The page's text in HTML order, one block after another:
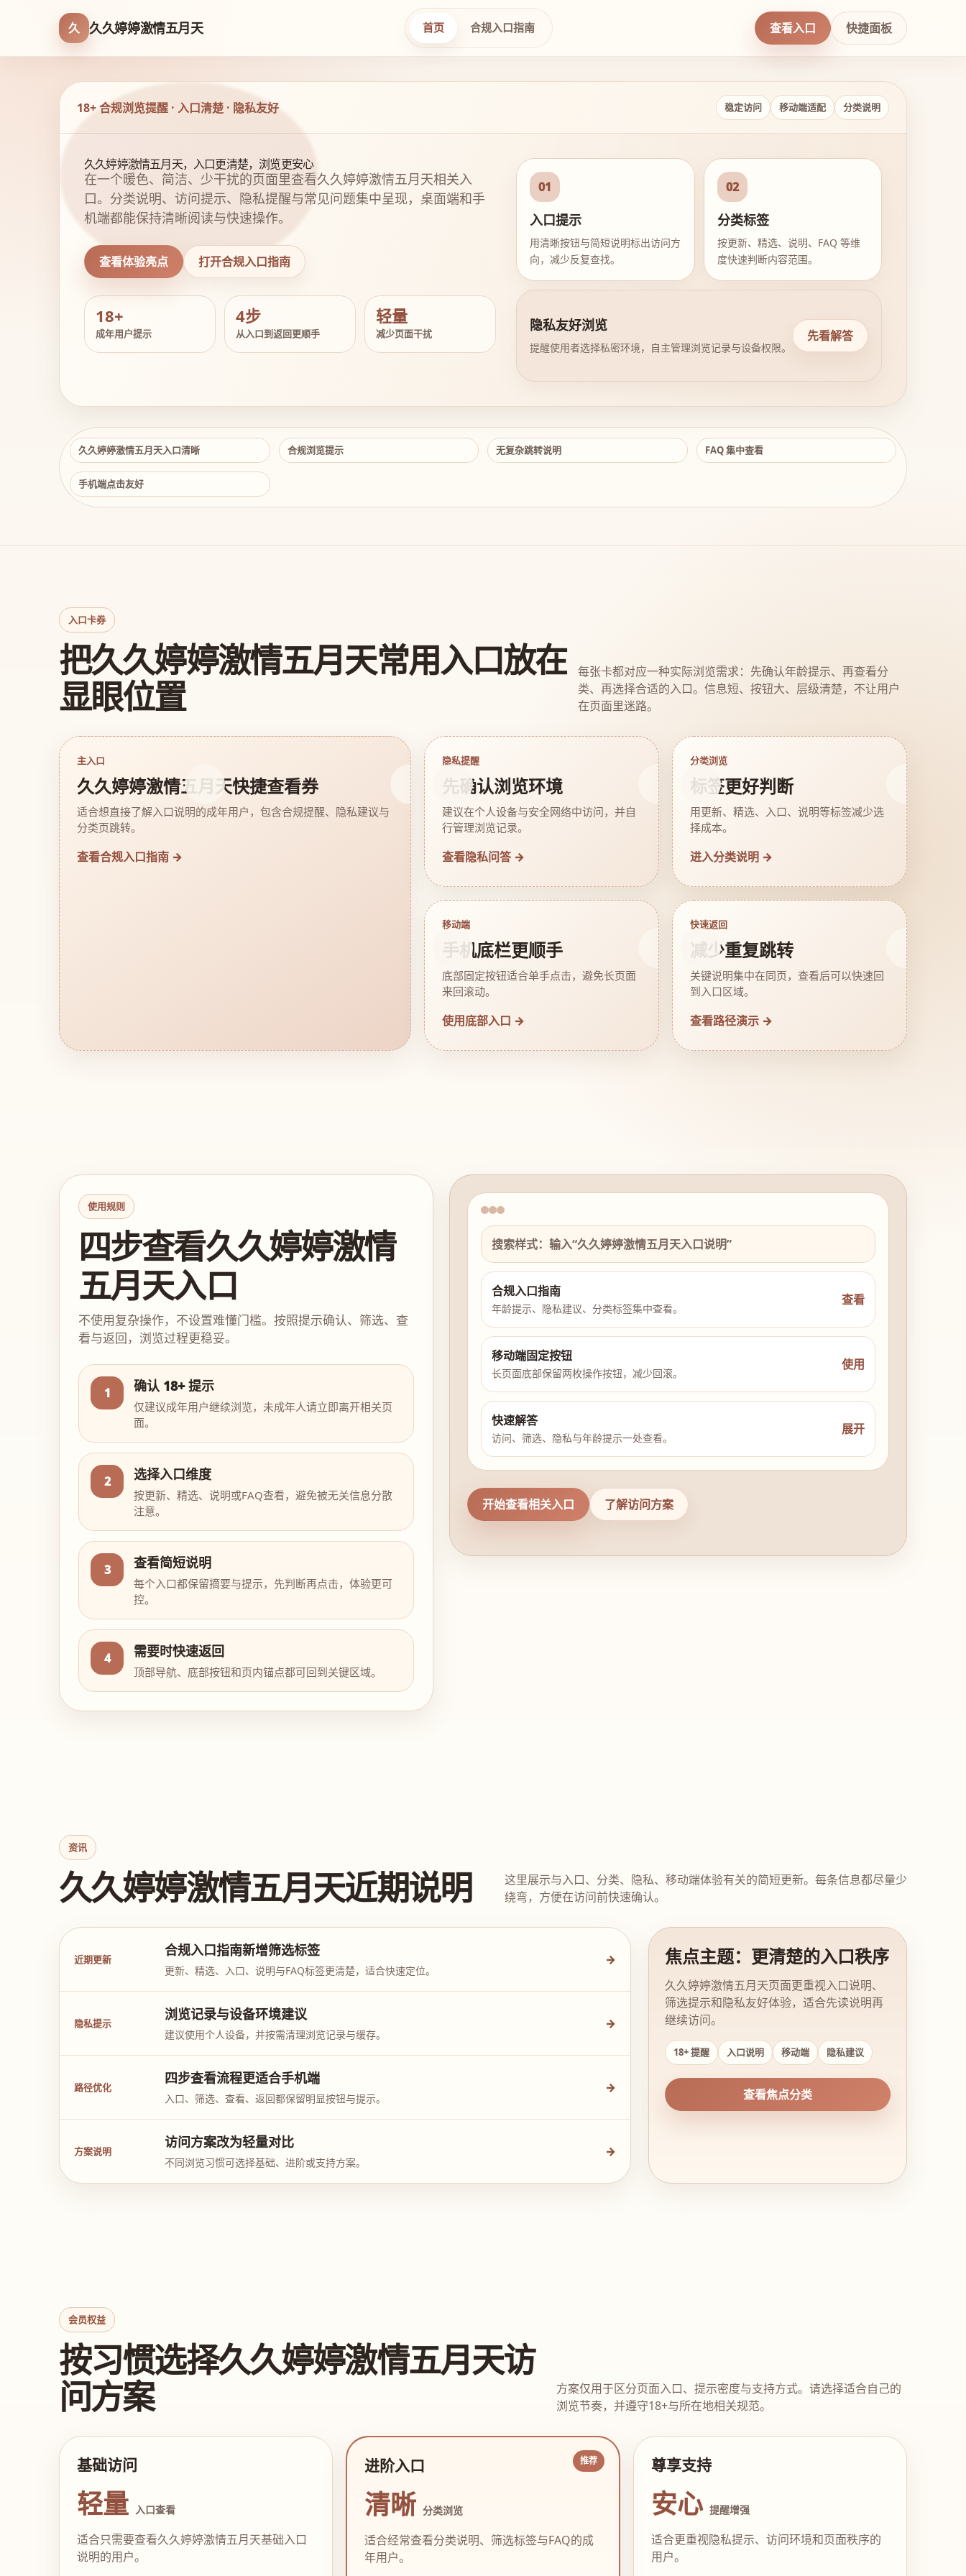
久 久久婷婷激情五月天 首页 合规入口指南 查看入口 快捷面板
18+ 合规浏览提醒 · 入口清楚 · 隐私友好 稳定访问 移动端适配 分类说明
久久婷婷激情五月天，入口更清楚，浏览更安心
在一个暖色、简洁、少干扰的页面里查看久久婷婷激情五月天相关入
口。分类说明、访问提示、隐私提醒与常见问题集中呈现，桌面端和手
机端都能保持清晰阅读与快速操作。
查看体验亮点 打开合规入口指南
18+
成年用户提示
4步
从入口到返回更顺手
轻量
减少页面干扰
01
入口提示
用清晰按钮与简短说明标出访问方
向，减少反复查找。
02
分类标签
按更新、精选、说明、FAQ 等维
度快速判断内容范围。
隐私友好浏览
提醒使用者选择私密环境，自主管理浏览记录与设备权限。
先看解答
久久婷婷激情五月天入口清晰 合规浏览提示 无复杂跳转说明 FAQ 集中查看
手机端点击友好
入口卡券
把久久婷婷激情五月天常用入口放在
显眼位置
每张卡都对应一种实际浏览需求：先确认年龄提示、再查看分
类、再选择合适的入口。信息短、按钮大、层级清楚，不让用户
在页面里迷路。
主入口
久久婷婷激情五月天快捷查看券
适合想直接了解入口说明的成年用户，包含合规提醒、隐私建议与
分类页跳转。
查看合规入口指南 →
隐私提醒
先确认浏览环境
建议在个人设备与安全网络中访问，并自
行管理浏览记录。
查看隐私问答 →
分类浏览
标签更好判断
用更新、精选、入口、说明等标签减少选
择成本。
进入分类说明 →
移动端
手机底栏更顺手
底部固定按钮适合单手点击，避免长页面
来回滚动。
使用底部入口 →
快速返回
减少重复跳转
关键说明集中在同页，查看后可以快速回
到入口区域。
查看路径演示 →
使用规则
四步查看久久婷婷激情
五月天入口
不使用复杂操作，不设置难懂门槛。按照提示确认、筛选、查
看与返回，浏览过程更稳妥。
1 确认 18+ 提示
仅建议成年用户继续浏览，未成年人请立即离开相关页
面。
2 选择入口维度
按更新、精选、说明或FAQ查看，避免被无关信息分散
注意。
3 查看简短说明
每个入口都保留摘要与提示，先判断再点击，体验更可
控。
4 需要时快速返回
顶部导航、底部按钮和页内锚点都可回到关键区域。
搜索样式：输入“久久婷婷激情五月天入口说明”
合规入口指南
年龄提示、隐私建议、分类标签集中查看。
查看
移动端固定按钮
长页面底部保留两枚操作按钮，减少回滚。
使用
快速解答
访问、筛选、隐私与年龄提示一处查看。
展开
开始查看相关入口 了解访问方案
资讯
久久婷婷激情五月天近期说明
这里展示与入口、分类、隐私、移动端体验有关的简短更新。每条信息都尽量少
绕弯，方便在访问前快速确认。
近期更新
合规入口指南新增筛选标签
更新、精选、入口、说明与FAQ标签更清楚，适合快速定位。
→
隐私提示
浏览记录与设备环境建议
建议使用个人设备，并按需清理浏览记录与缓存。
→
路径优化
四步查看流程更适合手机端
入口、筛选、查看、返回都保留明显按钮与提示。
→
方案说明
访问方案改为轻量对比
不同浏览习惯可选择基础、进阶或支持方案。
→
焦点主题：更清楚的入口秩序
久久婷婷激情五月天页面更重视入口说明、
筛选提示和隐私友好体验，适合先读说明再
继续访问。
18+ 提醒 入口说明 移动端 隐私建议
查看焦点分类
会员权益
按习惯选择久久婷婷激情五月天访
问方案
方案仅用于区分页面入口、提示密度与支持方式。请选择适合自己的
浏览节奏，并遵守18+与所在地相关规范。
基础访问
轻量 入口查看
适合只需要查看久久婷婷激情五月天基础入口
说明的用户。
进阶入口
清晰分类浏览
适合经常查看分类说明、筛选标签与FAQ的成
年用户。
尊享支持
安心 提醒增强
适合更重视隐私提示、访问环境和页面秩序的
用户。